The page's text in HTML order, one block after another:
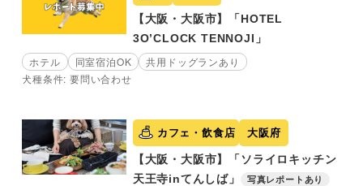
【大阪・大阪市】「HOTEL
3O’CLOCK TENNOJI」
ホテル 同室宿泊OK
共用ドッグランあり
犬種条件: 要問い合わせ
カフェ・飲食店 大阪府
【大阪・大阪市】「ソライロキッチン
天王寺inてんしば」
写真レポートあり